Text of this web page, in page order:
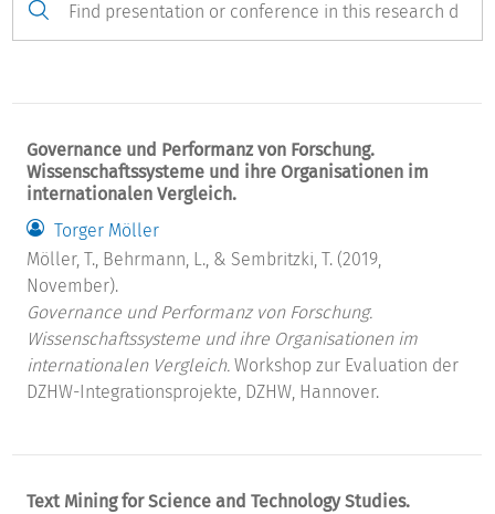
Governance und Performanz von Forschung.
Wissenschaftssysteme und ihre Organisationen im
internationalen Vergleich.
Torger Möller
Möller, T., Behrmann, L., & Sembritzki, T. (2019,
November).
Governance und Performanz von Forschung.
Wissenschaftssysteme und ihre Organisationen im
internationalen Vergleich. Workshop zur Evaluation der
DZHW-Integrationsprojekte, DZHW, Hannover.
Text Mining for Science and Technology Studies.